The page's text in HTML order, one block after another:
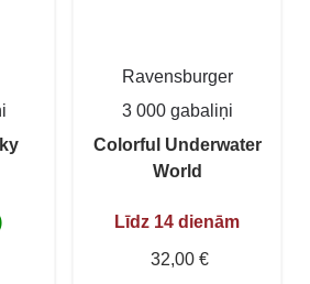
Ravensburger
3 000 gabaliņi
Colorful Underwater
World
Līdz 14 dienām
32,00 €